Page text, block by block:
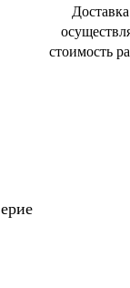
стоимость